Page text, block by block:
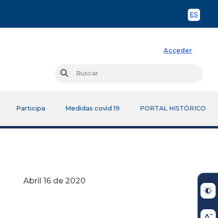
ES
Acceder
Buscar
Participa Medidas covid 19 PORTAL HISTÓRICO